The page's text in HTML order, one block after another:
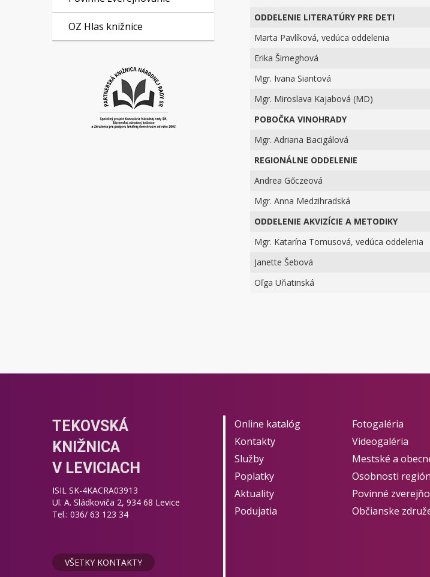
OZ Hlas knižnice
ODDELENIE LITERATÚRY PRE DETI
Marta Pavlíková, vedúca oddelenia
Erika Šimeghová
Mgr. Ivana Siantová
Mgr. Miroslava Kajabová (MD)
POBOČKA VINOHRADY
Mgr. Adriana Bacigálová
REGIONÁLNE ODDELENIE
Andrea Gőczeová
Mgr. Anna Medzihradská
ODDELENIE AKVIZÍCIE A METODIKY
Mgr. Katarína Tomusová, vedúca oddelenia
Janette Šebová
Oľga Uňatinská
TEKOVSKÁ
KNIŽNICA
V LEVICIACH
ISIL SK-4KACRA03913
Ul. A. Sládkoviča 2, 934 68 Levice
Tel.: 036/ 63 123 34
VŠETKY KONTAKTY
Online katalóg
Kontakty
Služby
Poplatky
Aktuality
Podujatia
Fotogaléria
Videogaléria
Mestské a
Osobnosti
Povinné
Občianske